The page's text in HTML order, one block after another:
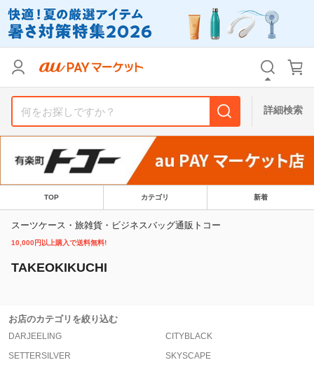
詳細検索
TOP カテゴリ 新着
スーツケース・旅雑貨・ビジネスバッグ通販トコー
10,000円以上購入で送料無料!
TAKEOKIKUCHI
お店のカテゴリを絞り込む
DARJEELING
CITYBLACK
SETTERSILVER
SKYSCAPE
支払い方法
その他の条件
送料無料
Pontaパス特典対象すべて ポイントUPセレクトのみ
除外ワード